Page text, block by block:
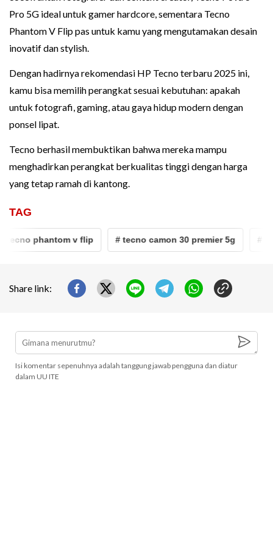
Pro 5G ideal untuk gamer hardcore, sementara Tecno
Phantom V Flip pas untuk kamu yang mengutamakan desain
inovatif dan stylish.
Dengan hadirnya rekomendasi HP Tecno terbaru 2025 ini,
kamu bisa memilih perangkat sesuai kebutuhan: apakah
untuk fotografi, gaming, atau gaya hidup modern dengan
ponsel lipat.
Tecno berhasil membuktikan bahwa mereka mampu
menghadirkan perangkat berkualitas tinggi dengan harga
yang tetap ramah di kantong.
TAG
phantom v flip # tecno camon 30 premier 5g #
Share link:
Isi komentar sepenuhnya adalah tanggung jawab pengguna dan diatur
dalam UU ITE